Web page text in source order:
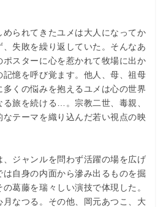
られてきたユメは大人になってか
、失敗を繰り返していた。そんなあ
ポスターに心を惹かれて牧場に出か
憶を呼び覚ます。他人、母、祖母
くの悩みを抱えるユメは心の世界
旅を続ける…。宗教二世、毒親、
テーマを織り込んだ若い視点の映
ジャンルを問わず活躍の場を広げ
自身の内面から滲み出るものを掘
葛藤を瑞々しい演技で体現した。
なつる。その他、岡元あつこ、大